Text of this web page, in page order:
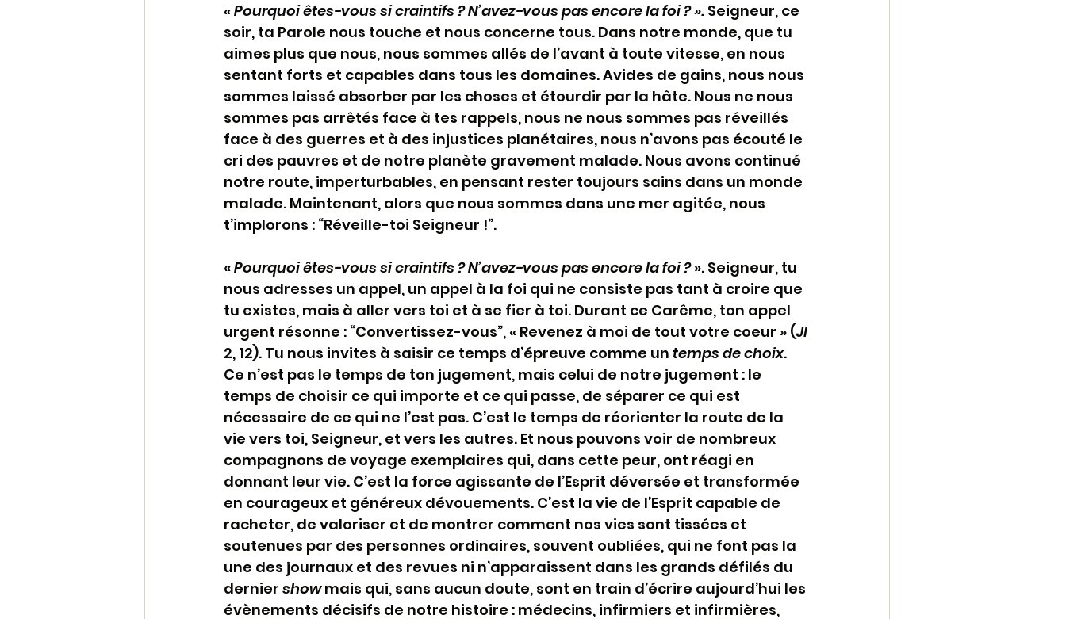
« Pourquoi êtes-vous si craintifs ? N’avez-vous pas encore la foi ? ». Seigneur, ce
soir, ta Parole nous touche et nous concerne tous. Dans notre monde, que tu
aimes plus que nous, nous sommes allés de l’avant à toute vitesse, en nous
sentant forts et capables dans tous les domaines. Avides de gains, nous nous
sommes laissé absorber par les choses et étourdir par la hâte. Nous ne nous
sommes pas arrêtés face à tes rappels, nous ne nous sommes pas réveillés
face à des guerres et à des injustices planétaires, nous n’avons pas écouté le
cri des pauvres et de notre planète gravement malade. Nous avons continué
notre route, imperturbables, en pensant rester toujours sains dans un monde
malade. Maintenant, alors que nous sommes dans une mer agitée, nous
t’implorons : “Réveille-toi Seigneur !”.
« Pourquoi êtes-vous si craintifs ? N’avez-vous pas encore la foi ? ». Seigneur, tu
nous adresses un appel, un appel à la foi qui ne consiste pas tant à croire que
tu existes, mais à aller vers toi et à se fier à toi. Durant ce Carême, ton appel
urgent résonne : “Convertissez-vous”, « Revenez à moi de tout votre coeur » (Jl
2, 12). Tu nous invites à saisir ce temps d’épreuve comme un temps de choix.
Ce n’est pas le temps de ton jugement, mais celui de notre jugement : le
temps de choisir ce qui importe et ce qui passe, de séparer ce qui est
nécessaire de ce qui ne l’est pas. C’est le temps de réorienter la route de la
vie vers toi, Seigneur, et vers les autres. Et nous pouvons voir de nombreux
compagnons de voyage exemplaires qui, dans cette peur, ont réagi en
donnant leur vie. C’est la force agissante de l’Esprit déversée et transformée
en courageux et généreux dévouements. C’est la vie de l’Esprit capable de
racheter, de valoriser et de montrer comment nos vies sont tissées et
soutenues par des personnes ordinaires, souvent oubliées, qui ne font pas la
une des journaux et des revues ni n’apparaissent dans les grands défilés du
dernier show mais qui, sans aucun doute, sont en train d’écrire aujourd’hui les
évènements décisifs de notre histoire : médecins, infirmiers et infirmières,